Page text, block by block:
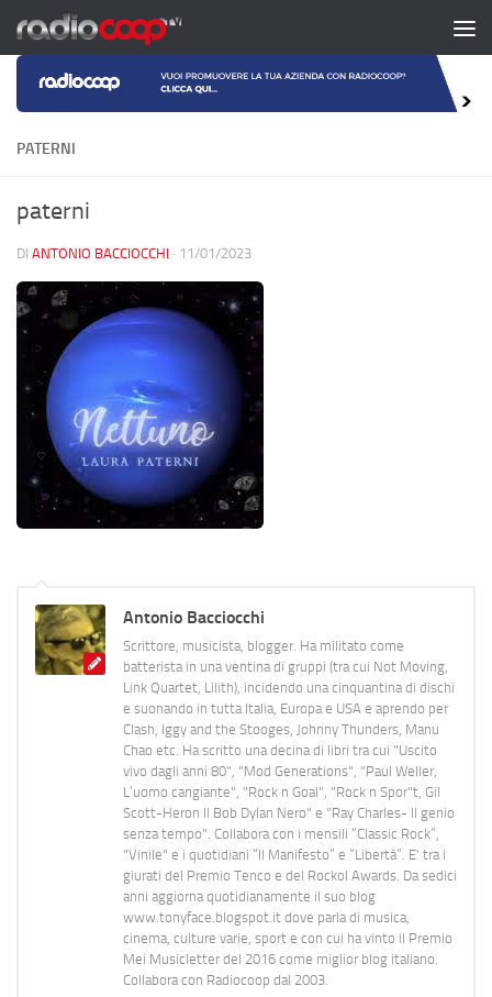
Salta al contenuto
PATERNI
paterni
DI ANTONIO BACCIOCCHI · 11/01/2023
Antonio Bacciocchi
Scrittore, musicista, blogger. Ha militato come
batterista in una ventina di gruppi (tra cui Not Moving,
Link Quartet, Lilith), incidendo una cinquantina di dischi
e suonando in tutta Italia, Europa e USA e aprendo per
Clash, Iggy and the Stooges, Johnny Thunders, Manu
Chao etc. Ha scritto una decina di libri tra cui "Uscito
vivo dagli anni 80", "Mod Generations", "Paul Weller,
L’uomo cangiante", "Rock n Goal", "Rock n Spor"t, Gil
Scott-Heron Il Bob Dylan Nero" e "Ray Charles- Il genio
senza tempo". Collabora con i mensili “Classic Rock”,
"Vinile" e i quotidiani “Il Manifesto” e “Libertà”. E' tra i
giurati del Premio Tenco e del Rockol Awards. Da sedici
anni aggiorna quotidianamente il suo blog
www.tonyface.blogspot.it dove parla di musica,
cinema, culture varie, sport e con cui ha vinto il Premio
Mei Musicletter del 2016 come miglior blog italiano.
Collabora con Radiocoop dal 2003.